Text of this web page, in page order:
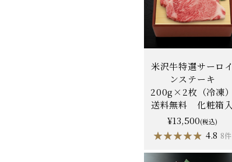
米沢牛特選サーロイ
ンステーキ
200g×2枚（冷凍）
送料無料 化粧箱入
¥13,500(税込)
★★★★★
★★★★★ 4.8 8件